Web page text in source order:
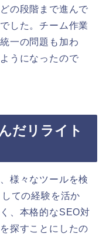
の段階まで進んで
した。チーム作業
一の問題も加わ
うになったので
だリライト
様々なツールを検
ての経験を活か
、本格的なSEO対
探すことにしたの